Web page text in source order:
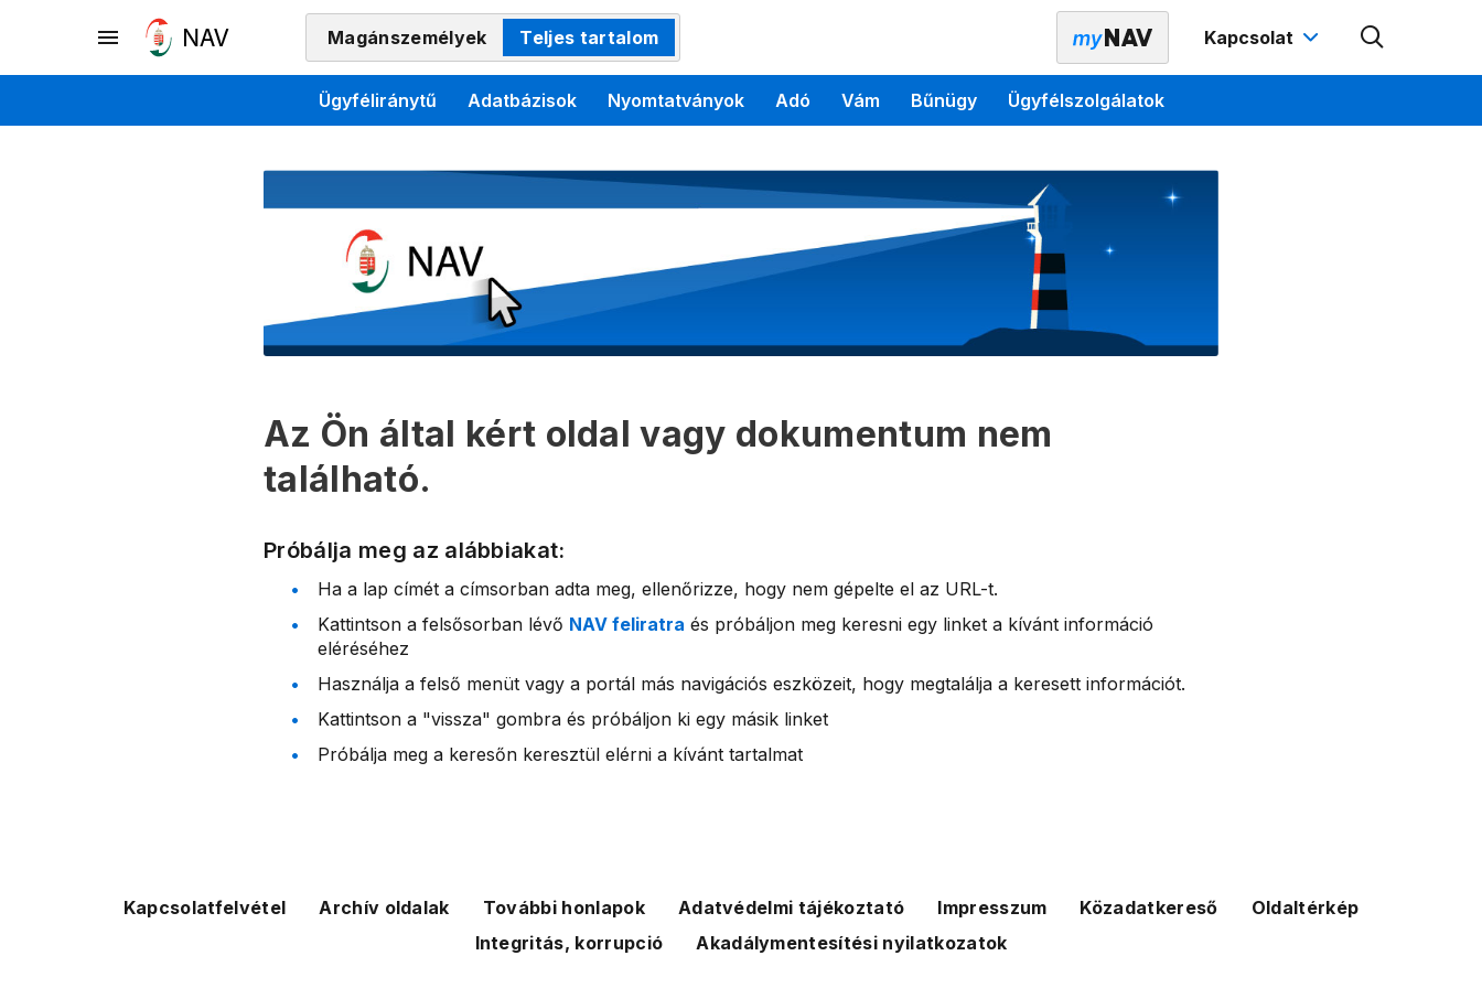
Magánszemélyek Teljes tartalom Kapcsolat
Ügyféliránytű Adatbázisok Nyomtatványok Adó Vám Bűnügy Ügyfélszolgálatok
Az Ön által kért oldal vagy dokumentum nem
található.
Próbálja meg az alábbiakat:
Ha a lap címét a címsorban adta meg, ellenőrizze, hogy nem gépelte el az URL-t.
Kattintson a felsősorban lévő NAV feliratra és próbáljon meg keresni egy linket a kívánt információ
eléréséhez
Használja a felső menüt vagy a portál más navigációs eszközeit, hogy megtalálja a keresett információt.
Kattintson a "vissza" gombra és próbáljon ki egy másik linket
Próbálja meg a keresőn keresztül elérni a kívánt tartalmat
Kapcsolatfelvétel Archív oldalak További honlapok Adatvédelmi tájékoztató Impresszum Közadatkereső
Oldaltérkép
Integritás, korrupció
Akadálymentesítési nyilatkozatok